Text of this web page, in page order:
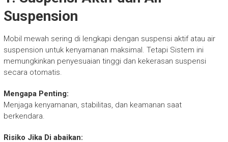
Suspension
Mobil mewah sering di lengkapi dengan suspensi aktif atau air
suspension untuk kenyamanan maksimal. Tetapi Sistem ini
memungkinkan penyesuaian tinggi dan kekerasan suspensi
secara otomatis.
Mengapa Penting:
Menjaga kenyamanan, stabilitas, dan keamanan saat
berkendara.
Risiko Jika Di abaikan: